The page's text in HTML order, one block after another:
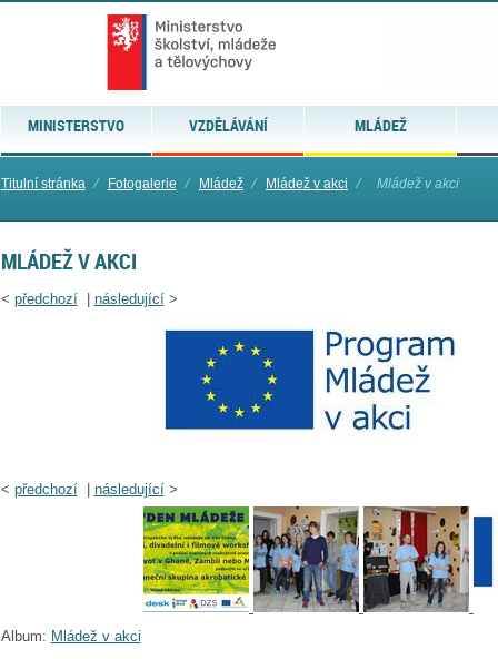
MINISTERSTVO VZDĚLÁVÁNÍ MLÁDEŽ
Titulní stránka ⁄ Fotogalerie ⁄ Mládež ⁄ Mládež v akci ⁄ Mládež v akci
MLÁDEŽ V AKCI
< předchozí| následující>
< předchozí| následující>
Album: Mládež v akci